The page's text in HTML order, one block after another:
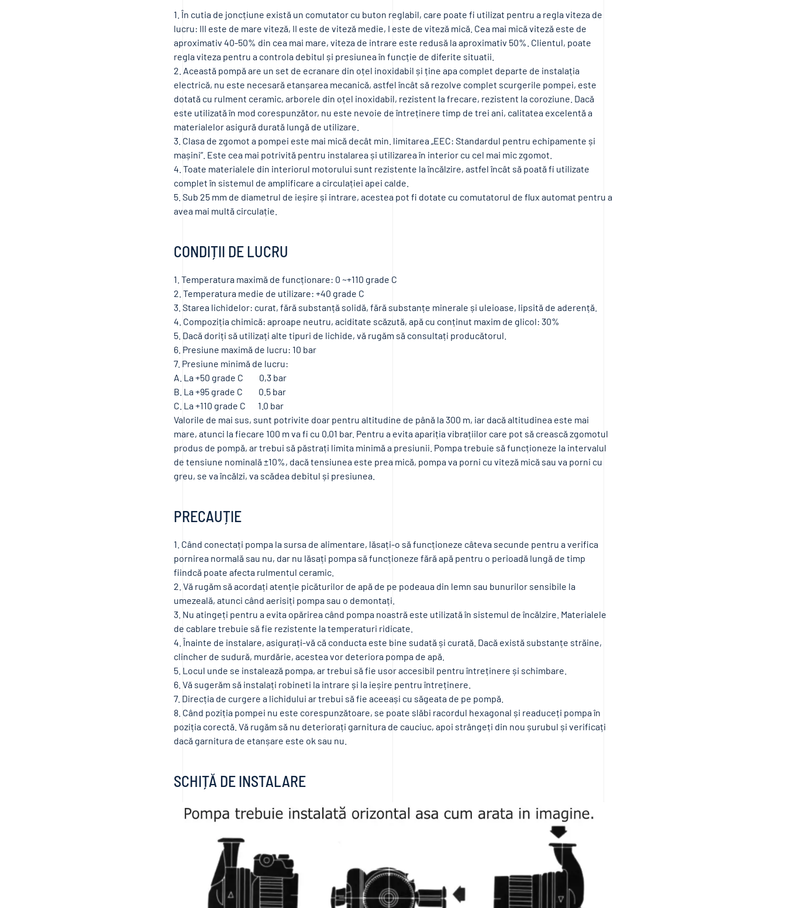
1. În cutia de joncțiune există un comutator cu buton reglabil, care poate fi utilizat pentru a regla viteza de
lucru: III este de mare viteză, II este de viteză medie, I este de viteză mică. Cea mai mică viteză este de
aproximativ 40-50% din cea mai mare, viteza de intrare este redusă la aproximativ 50%. Clientul, poate
regla viteza pentru a controla debitul și presiunea în funcție de diferite situatii.
2. Această pompă are un set de ecranare din oțel inoxidabil și ține apa complet departe de instalația
electrică, nu este necesară etanșarea mecanică, astfel încât să rezolve complet scurgerile pompei, este
dotată cu rulment ceramic, arborele din oțel inoxidabil, rezistent la frecare, rezistent la coroziune. Dacă
este utilizată în mod corespunzător, nu este nevoie de întreținere timp de trei ani, calitatea excelentă a
materialelor asigură durată lungă de utilizare.
3. Clasa de zgomot a pompei este mai mică decât min. limitarea „EEC: Standardul pentru echipamente și
mașini”. Este cea mai potrivită pentru instalarea și utilizarea în interior cu cel mai mic zgomot.
4. Toate materialele din interiorul motorului sunt rezistente la încălzire, astfel încât să poată fi utilizate
complet în sistemul de amplificare a circulației apei calde.
5. Sub 25 mm de diametrul de ieșire și intrare, acestea pot fi dotate cu comutatorul de flux automat pentru a
avea mai multă circulație.
CONDIȚII DE LUCRU
1. Temperatura maximă de funcționare: 0 ~+110 grade C
2. Temperatura medie de utilizare: +40 grade C
3. Starea lichidelor: curat, fără substanță solidă, fără substanțe minerale și uleioase, lipsită de aderență.
4. Compoziția chimică: aproape neutru, aciditate scăzută, apă cu conținut maxim de glicol: 30%
5. Dacă doriți să utilizați alte tipuri de lichide, vă rugăm să consultați producătorul.
6. Presiune maximă de lucru: 10 bar
7. Presiune minimă de lucru:
A. La +50 grade C 0,3 bar
B. La +95 grade C 0.5 bar
C. La +110 grade C 1.0 bar
Valorile de mai sus, sunt potrivite doar pentru altitudine de până la 300 m, iar dacă altitudinea este mai
mare, atunci la fiecare 100 m va fi cu 0,01 bar. Pentru a evita apariția vibrațiilor care pot să crească zgomotul
produs de pompă, ar trebui să păstrați limita minimă a presiunii. Pompa trebuie să funcționeze la intervalul
de tensiune nominală ±10%, dacă tensiunea este prea mică, pompa va porni cu viteză mică sau va porni cu
greu, se va încălzi, va scădea debitul și presiunea.
PRECAUȚIE
1. Când conectați pompa la sursa de alimentare, lăsați-o să funcționeze câteva secunde pentru a verifica
pornirea normală sau nu, dar nu lăsați pompa să funcționeze fără apă pentru o perioadă lungă de timp
fiindcă poate afecta rulmentul ceramic.
2. Vă rugăm să acordați atenție picăturilor de apă de pe podeaua din lemn sau bunurilor sensibile la
umezeală, atunci când aerisiți pompa sau o demontați.
3. Nu atingeți pentru a evita opărirea când pompa noastră este utilizată în sistemul de încălzire. Materialele
de cablare trebuie să fie rezistente la temperaturi ridicate.
4. Înainte de instalare, asigurați-vă că conducta este bine sudată și curată. Dacă există substanțe străine,
clincher de sudură, murdărie, acestea vor deteriora pompa de apă.
5. Locul unde se instalează pompa, ar trebui să fie usor accesibil pentru întreținere și schimbare.
6. Vă sugerăm să instalați robineti la intrare și la ieșire pentru întreținere.
7. Direcția de curgere a lichidului ar trebui să fie aceeași cu săgeata de pe pompă.
8. Când poziția pompei nu este corespunzătoare, se poate slăbi racordul hexagonal și readuceți pompa în
poziția corectă. Vă rugăm să nu deteriorați garnitura de cauciuc, apoi strângeți din nou șurubul și verificați
dacă garnitura de etanșare este ok sau nu.
SCHIȚĂ DE INSTALARE